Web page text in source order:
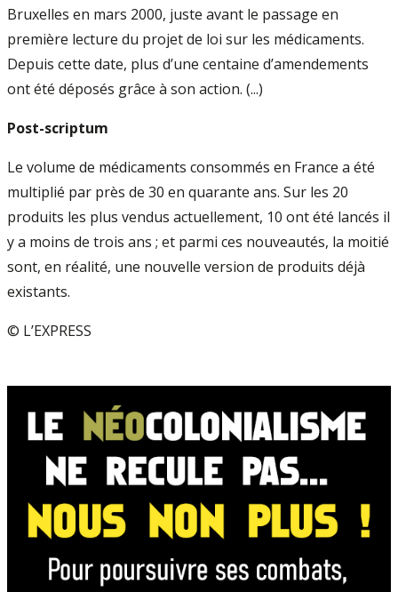
Bruxelles en mars 2000, juste avant le passage en
première lecture du projet de loi sur les médicaments.
Depuis cette date, plus d’une centaine d’amendements
ont été déposés grâce à son action. (...)
Post-scriptum
Le volume de médicaments consommés en France a été
multiplié par près de 30 en quarante ans. Sur les 20
produits les plus vendus actuellement, 10 ont été lancés il
y a moins de trois ans ; et parmi ces nouveautés, la moitié
sont, en réalité, une nouvelle version de produits déjà
existants.
© L’EXPRESS